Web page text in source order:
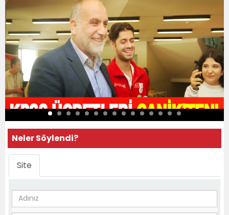
Neler Söylendi?
Site